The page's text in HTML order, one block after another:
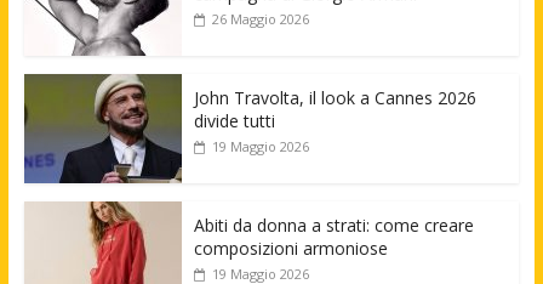
26 Maggio 2026
John Travolta, il look a Cannes 2026
divide tutti
19 Maggio 2026
Abiti da donna a strati: come creare
composizioni armoniose
19 Maggio 2026